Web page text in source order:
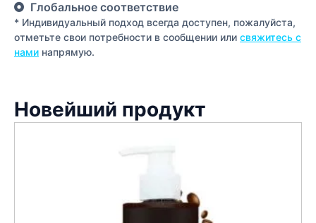
Глобальное соответствие
* Индивидуальный подход всегда доступен, пожалуйста,
отметьте свои потребности в сообщении или свяжитесь с
нами напрямую.
Новейший продукт